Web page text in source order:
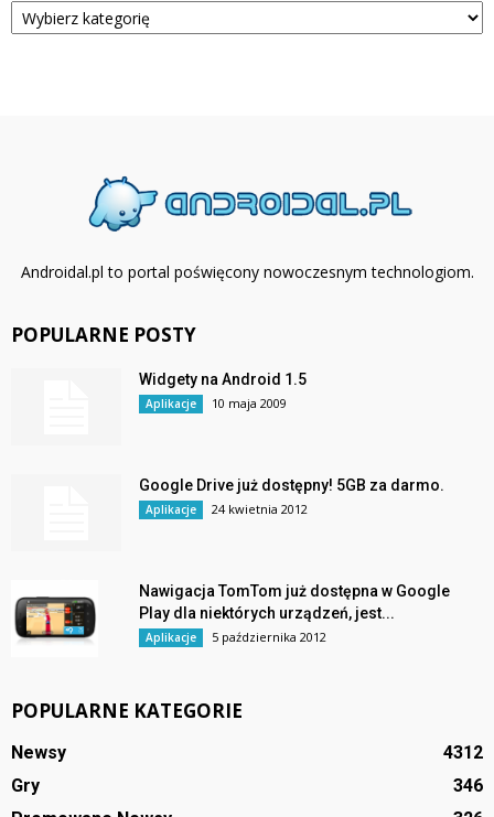
Androidal.pl to portal poświęcony nowoczesnym technologiom.
POPULARNE POSTY
Widgety na Android 1.5
Aplikacje 10 maja 2009
Google Drive już dostępny! 5GB za darmo.
Aplikacje 24 kwietnia 2012
Nawigacja TomTom już dostępna w Google
Play dla niektórych urządzeń, jest...
Aplikacje 5 października 2012
POPULARNE KATEGORIE
Newsy
4312
Gry
346